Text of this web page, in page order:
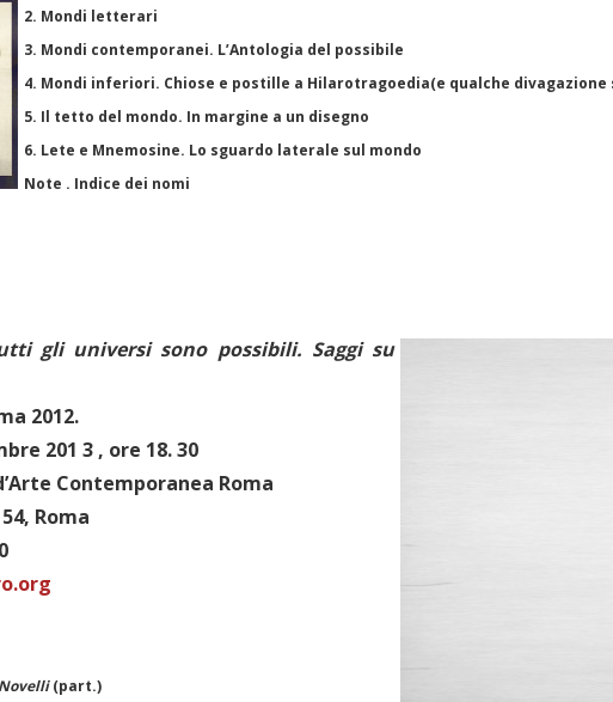
2. Mondi letterari
3. Mondi contemporanei. L’Antologia del possibile
4. Mondi inferiori. Chiose e postille a Hilarotragoedia(e qualche divagazione
5. Il tetto del mondo. In margine a un disegno
6. Lete e Mnemosine. Lo sguardo laterale sul mondo
Note . Indice dei nomi
gli universi sono possibili. Saggi su
2012.
201 3 , ore 18. 30
Contemporanea Roma
Roma
(part.)